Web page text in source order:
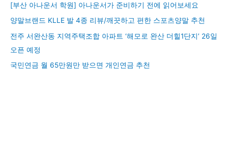
[부산 아나운서 학원] 아나운서가 준비하기 전에 읽어보세요
양말브랜드 KLLE 발 4종 리뷰/깨끗하고 편한 스포츠양말 추천
전주 서완산동 지역주택조합 아파트 ‘해모로 완산 더힐1단지’ 26일
오픈 예정
국민연금 월 65만원만 받으면 개인연금 추천